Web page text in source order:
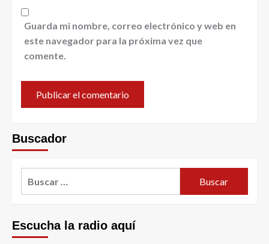
Guarda mi nombre, correo electrónico y web en
este navegador para la próxima vez que
comente.
Buscador
Escucha la radio aquí